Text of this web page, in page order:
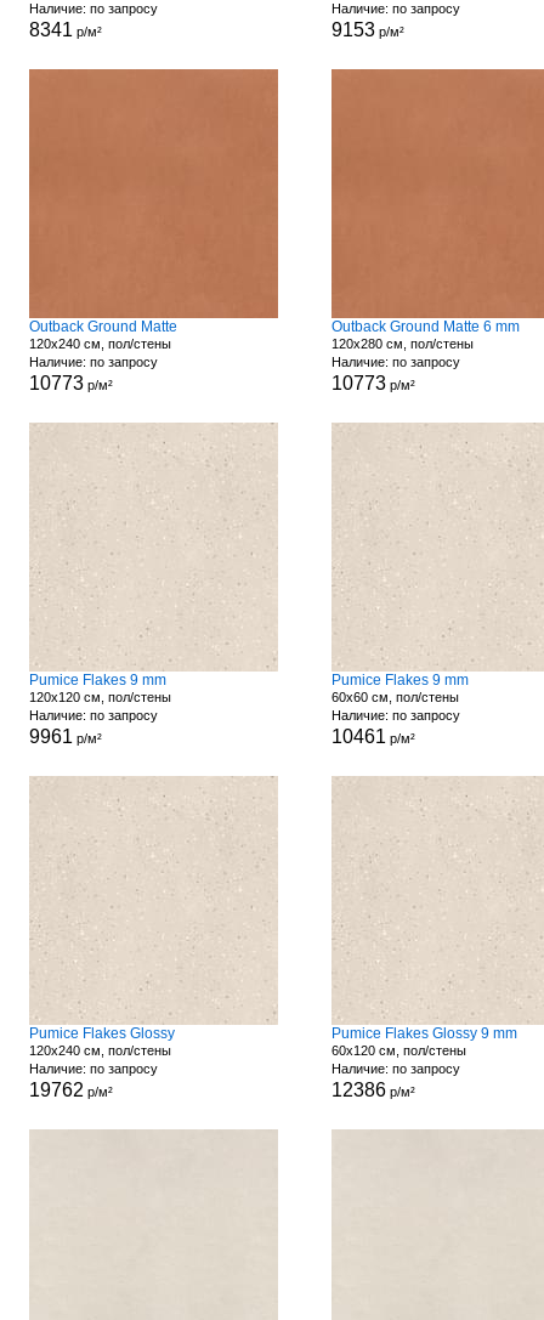
Наличие: по запросу
8341 р/м²
Наличие: по запросу
9153р/м²
Outback Ground Matte
120x240 см, пол/стены
Наличие: по запросу
10773р/м²
Outback Ground Matte 6 mm
120x280 см, пол/стены
Наличие: по запросу
10773р/м²
Pumice Flakes 9 mm
120x120 см, пол/стены
Наличие: по запросу
9961 р/м²
Pumice Flakes 9 mm
60x60 см, пол/стены
Наличие: по запросу
10461 р/м²
Pumice Flakes Glossy
120x240 см, пол/стены
Наличие: по запросу
19762 р/м²
Pumice Flakes Glossy 9 mm
60x120 см, пол/стены
Наличие: по запросу
12386р/м²